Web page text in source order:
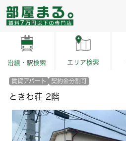
沿線・駅検索 エリア検索
賃貸アパート 契約金分割可
ときわ荘 2階